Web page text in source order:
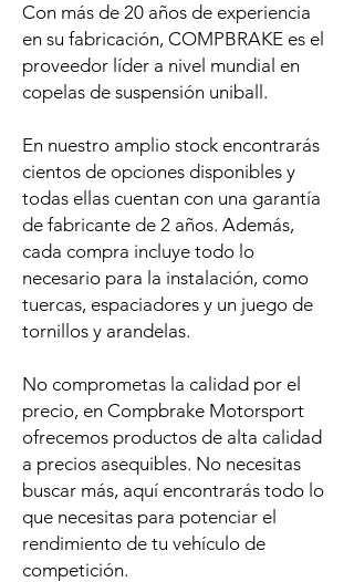
Con más de 20 años de experiencia
en su fabricación, COMPBRAKE es el
proveedor líder a nivel mundial en
copelas de suspensión uniball.
En nuestro amplio stock encontrarás
cientos de opciones disponibles y
todas ellas cuentan con una garantía
de fabricante de 2 años. Además,
cada compra incluye todo lo
necesario para la instalación, como
tuercas, espaciadores y un juego de
tornillos y arandelas.
No comprometas la calidad por el
precio, en Compbrake Motorsport
ofrecemos productos de alta calidad
a precios asequibles. No necesitas
buscar más, aquí encontrarás todo lo
que necesitas para potenciar el
rendimiento de tu vehículo de
competición.